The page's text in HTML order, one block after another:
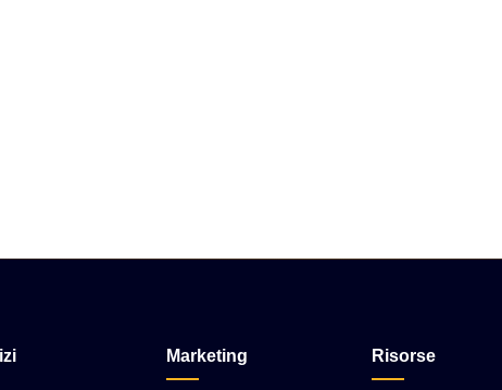
Marketing Risorse